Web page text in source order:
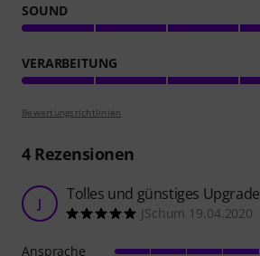
SOUND
VERARBEITUNG
Bewertungsrichtlinien
4Rezensionen
J Tolles und günstiges Upgrade
JSchum 19.04.2020
Ansprache